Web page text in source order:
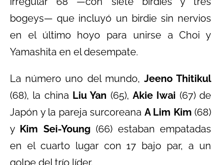
bogeys— que incluyó un birdie sin nervios
en el último hoyo para unirse a Choi y
Yamashita en el desempate.
La número uno del mundo, Jeeno Thitikul
(68), la china Liu Yan (65),Akie Iwai (67) de
Japón y la pareja surcoreana A Lim Kim (68)
y Kim Sei-Young (66) estaban empatadas
en el cuarto lugar con 17 bajo par, a un
golpe del trío líder.